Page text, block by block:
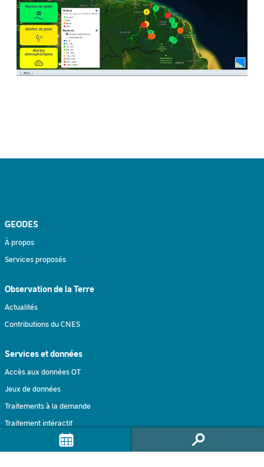
GEODES
À propos
Services proposés
Observation de la Terre
Actualités
Contributions du CNES
Services et données
Accès aux données OT
Jeux de données
Traitements à la demande
Traitement intéractif
Formulaire de contact